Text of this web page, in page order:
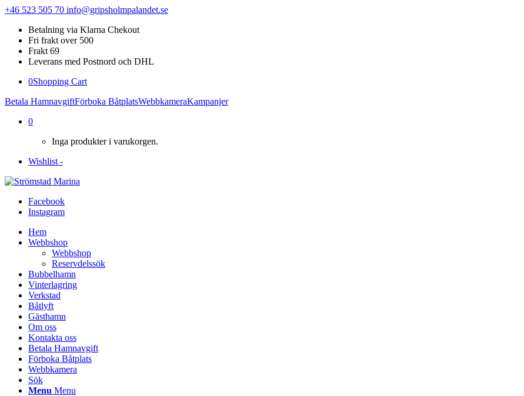
+46 523 505 70 info@gripsholmpalandet.se
Betalning via Klarna Chekout
Fri frakt over 500
Frakt 69
Leverans med Postnord och DHL
0Shopping Cart
Betala HamnavgiftFörboka BåtplatsWebbkameraKampanjer
0
Inga produkter i varukorgen.
Wishlist -
Facebook
Instagram
Hem
Webbshop
Webbshop
Reservdelssök
Bubbelhamn
Vinterlagring
Verkstad
Båtlyft
Gästhamn
Om oss
Kontakta oss
Betala Hamnavgift
Förboka Båtplats
Webbkamera
Sök
Menu Menu